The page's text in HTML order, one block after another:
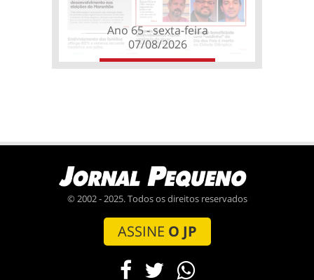
Ano 65 - sexta-feira
07/08/2026
© 2002 - 2025. Todos os direitos reservados
ASSINE O JP